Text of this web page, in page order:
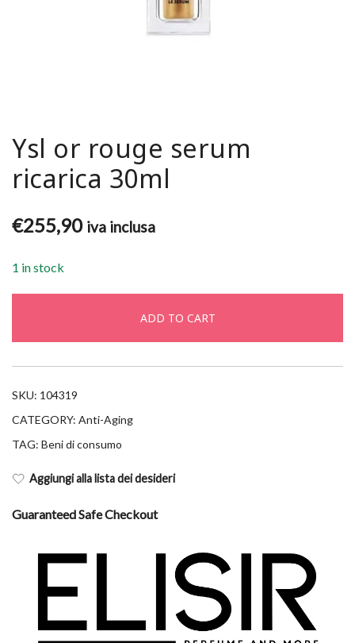
Ysl or rouge serum
ricarica 30ml
€255,90 iva inclusa
1 in stock
ADD TO CART
SKU: 104319
CATEGORY: Anti-Aging
TAG: Beni di consumo
Aggiungi alla lista dei desideri
Guaranteed Safe Checkout